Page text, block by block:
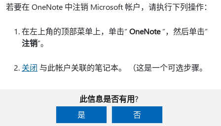
若要在 OneNote 中注销 Microsoft 帐户，请执行下列操作：
在左上角的顶部菜单上，单击“ OneNote”，然后单击“
注销”。
关闭 与此帐户关联的笔记本。 （这是一个可选步骤。
此信息是否有用?
是
否